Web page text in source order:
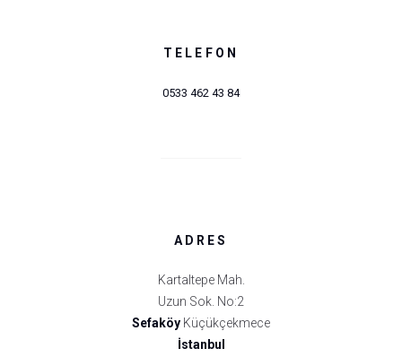
TELEFON
0533 462 43 84
ADRES
Kartaltepe Mah.
Uzun Sok. No:2
Sefaköy Küçükçekmece
İstanbul